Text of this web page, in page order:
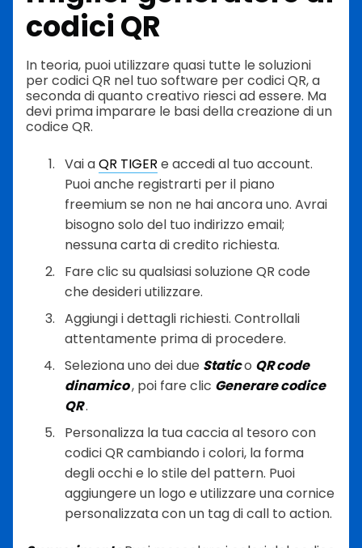
codici QR
In teoria, puoi utilizzare quasi tutte le soluzioni
per codici QR nel tuo software per codici QR, a
seconda di quanto creativo riesci ad essere. Ma
devi prima imparare le basi della creazione di un
codice QR.
Vai aQR TIGER e accedi al tuo account.
Puoi anche registrarti per il piano
freemium se non ne hai ancora uno. Avrai
bisogno solo del tuo indirizzo email;
nessuna carta di credito richiesta.
Fare clic su qualsiasi soluzione QR code
che desideri utilizzare.
Aggiungi i dettagli richiesti. Controllali
attentamente prima di procedere.
Seleziona uno dei due Statico QR code
dinamico, poi fare clic Generare codice
QR.
Personalizza la tua caccia al tesoro con
codici QR cambiando i colori, la forma
degli occhi e lo stile del pattern. Puoi
aggiungere un logo e utilizzare una cornice
personalizzata con un tag di call to action.